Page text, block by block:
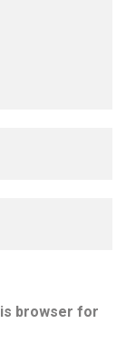
browser for